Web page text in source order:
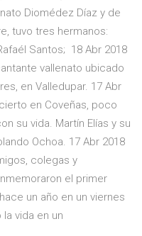
Diomédez Díaz y de
tuvo tres hermanos:
Santos; 18 Abr 2018
vallenato ubicado
en Valledupar. 17 Abr
en Coveñas, poco
su vida. Martín Elías y su
Ochoa. 17 Abr 2018
colegas y
el primer
un año en un viernes
vida en un